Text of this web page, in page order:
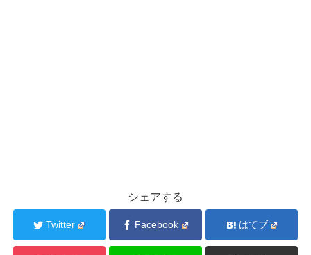
シェアする
Twitter Facebook はてブ